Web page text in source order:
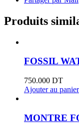
Produits
FOSSIL
750.000 DT
Ajouter au panier
MONTRE